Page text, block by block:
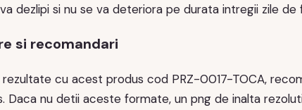
dezlipi si nu se va deteriora pe durata intregii zile
si recomandari
cu acest produs cod PRZ-0017-TOCA,
Daca nu detii aceste formate, un png de inalta